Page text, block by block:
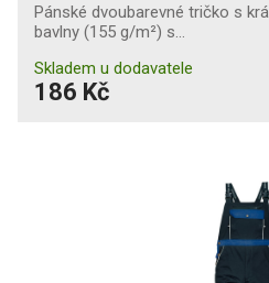
Pánské dvoubarevné tričko s
bavlny (155 g/m²) s…
Skladem u dodavatele
186 Kč